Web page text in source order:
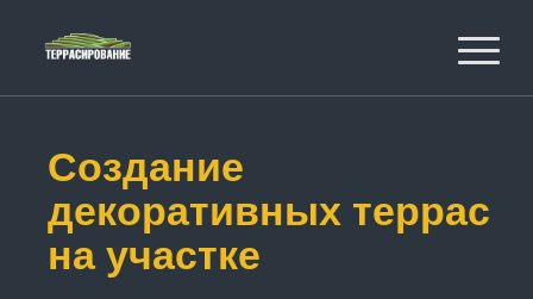
Создание
декоративных террас
на участке